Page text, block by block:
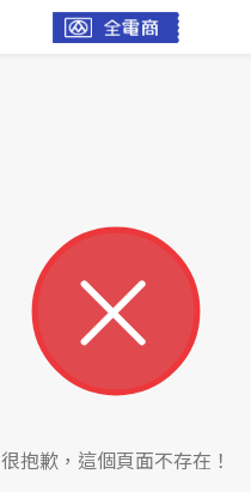
很抱歉，這個頁面不存在！